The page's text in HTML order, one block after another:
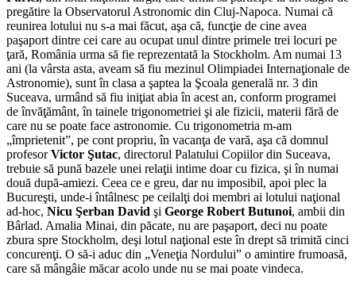
pregătire la Observatorul Astronomic din Cluj-Napoca. Numai că
reunirea lotului nu s-a mai făcut, aşa că, funcţie de cine avea
paşaport dintre cei care au ocupat unul dintre primele trei locuri pe
ţară, România urma să fie reprezentată la Stockholm. Am numai 13
ani (la vârsta asta, aveam să fiu mezinul Olimpiadei Internaţionale de
Astronomie), sunt în clasa a şaptea la Şcoala generală nr. 3 din
Suceava, urmând să fiu iniţiat abia în acest an, conform programei
de învăţământ, în tainele trigonometriei şi ale fizicii, materii fără de
care nu se poate face astronomie. Cu trigonometria m-am
„împrietenit”, pe cont propriu, în vacanţa de vară, aşa că domnul
profesorVictor Şutac, directorul Palatului Copiilor din Suceava,
trebuie să pună bazele unei relaţii intime doar cu fizica, şi în numai
două după-amiezi. Ceea ce e greu, dar nu imposibil, apoi plec la
Bucureşti, unde-i întâlnesc pe ceilalţi doi membri ai lotului naţional
ad-hoc, Nicu Şerban David şi George Robert Butunoi, ambii din
Bârlad. Amalia Minai, din păcate, nu are paşaport, deci nu poate
zbura spre Stockholm, deşi lotul naţional este în drept să trimită cinci
concurenţi. O să-i aduc din „Veneţia Nordului” o amintire frumoasă,
care să mângâie măcar acolo unde nu se mai poate vindeca.